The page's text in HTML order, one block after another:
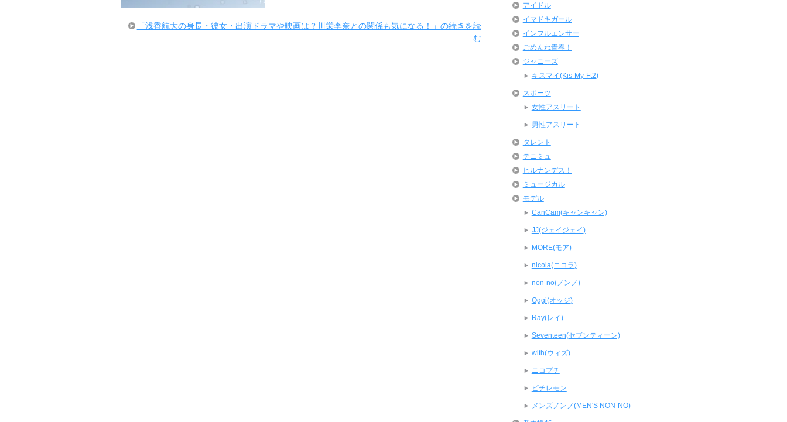
「浅香航大の身長・彼女・出演ドラマや映画は？川栄李奈との関係も気になる！」の続きを読
む
アイドル
イマドキガール
インフルエンサー
ごめんね青春！
ジャニーズ
キスマイ(Kis-My-Ft2)
スポーツ
女性アスリート
男性アスリート
タレント
テニミュ
ヒルナンデス！
ミュージカル
モデル
CanCam(キャンキャン)
JJ(ジェイジェイ)
MORE(モア)
nicola(ニコラ)
non-no(ノンノ)
Oggi(オッジ)
Ray(レイ)
Seventeen(セブンティーン)
with(ウィズ)
ニコプチ
ピチレモン
メンズノンノ(MEN'S NON-NO)